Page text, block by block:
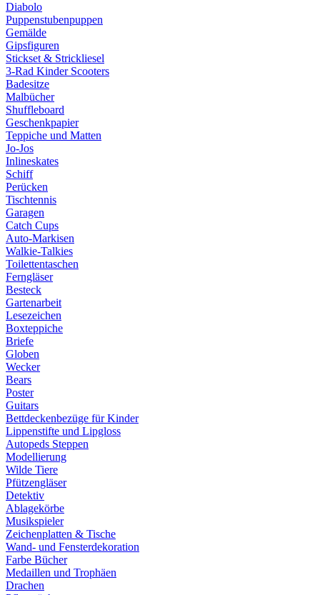
Diabolo
Puppenstubenpuppen
Gemälde
Gipsfiguren
Stickset & Strickliesel
3-Rad Kinder Scooters
Badesitze
Malbücher
Shuffleboard
Geschenkpapier
Teppiche und Matten
Jo-Jos
Inlineskates
Schiff
Perücken
Tischtennis
Garagen
Catch Cups
Auto-Markisen
Walkie-Talkies
Toilettentaschen
Ferngläser
Besteck
Gartenarbeit
Lesezeichen
Boxteppiche
Briefe
Globen
Wecker
Bears
Poster
Guitars
Bettdeckenbezüge für Kinder
Lippenstifte und Lipgloss
Autopeds Steppen
Modellierung
Wilde Tiere
Pfützengläser
Detektiv
Ablagekörbe
Musikspieler
Zeichenplatten & Tische
Wand- und Fensterdekoration
Farbe Bücher
Medaillen und Trophäen
Drachen